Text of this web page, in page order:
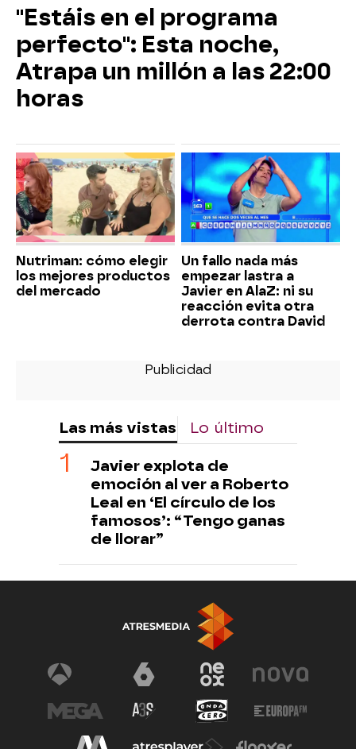
"Estáis en el programa
perfecto": Esta noche,
Atrapa un millón a las 22:00
horas
Nutriman: cómo elegir
los mejores productos
del mercado
Un fallo nada más
empezar lastra a
Javier en AlaZ: ni su
reacción evita otra
derrota contra David
Las más vistas Lo último
Javier explota de
emoción al ver a Roberto
Leal en ‘El círculo de los
famosos’: “Tengo ganas
de llorar”